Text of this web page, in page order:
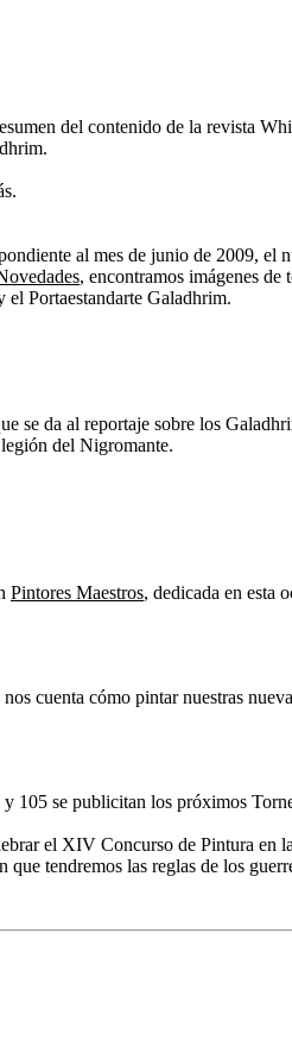
del contenido de la revista
al mes de junio de 2009, el
, encontramos imágenes
Portaestandarte Galadhrim.
se da al reportaje sobre los
del Nigromante.
Pintores Maestros, dedicada en esta
nos cuenta cómo pintar nuestras
y 105 se publicitan los próximos
el XIV Concurso de Pintura en
tendremos las reglas de los